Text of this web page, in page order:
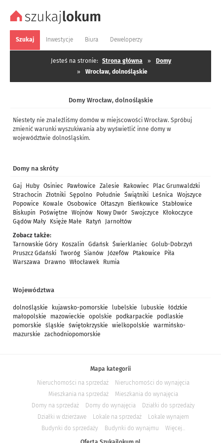
Szukaj Inwestycje Biura Deweloperzy
Jesteś na stronie: Strona główna »
Domy
»
Wrocław, dolnośląskie
Domy Wrocław, dolnośląskie
Niestety nie znaleźliśmy domów w miejscowości Wrocław. Spróbuj
zmienić warunki wyszukiwania aby wyświetlić inne domy w
województwie dolnośląskim.
Domy na skróty
Gaj Huby Osiniec Pawłowice Zalesie Rakowiec
Plac Grunwaldzki
Strachocin
Złotniki Sępolno Południe Świątniki Leśnica
Wojszyce
Popowice
Kowale Osobowice Ołtaszyn Bieńkowice
Stabłowice
Biskupin
Poświętne Wojnów Nowy Dwór Swojczyce
Kłokoczyce
Gądów Mały
Księże Małe Ratyń
Jarnołtów
Zobacz także:
Tarnowskie Góry
Koszalin Gdańsk Świerklaniec Golub-Dobrzyń
Pruszcz Gdański Tworóg Sianów Józefów Ptakowice
Piła
Warszawa
Drawno Włocławek Rumia
Województwa
dolnośląskie kujawsko-pomorskie lubelskie lubuskie
łódzkie
małopolskie
mazowieckie opolskie podkarpackie
podlaskie
pomorskie
śląskie świętokrzyskie wielkopolskie
warmińsko-
mazurskie
zachodniopomorskie
Mapa kategorii
Nieruchomości na sprzedaż
Nieruchomości do wynajęcia
Mieszkania na sprzedaż
Mieszkania do wynajęcia
Domy na sprzedaż
Domy do wynajęcia
Działki do sprzedaży
Działki w dzierżawe
Lokale na sprzedaż
Lokale wynajem
Budynki do sprzedaży
Budynki do wynajmu
Więcej...